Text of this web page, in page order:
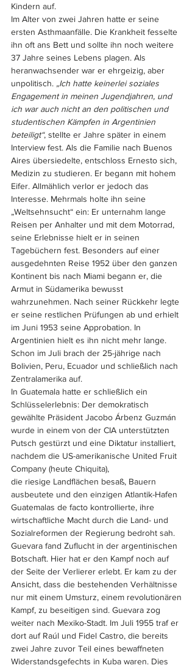
Kindern auf.
Im Alter von zwei Jahren hatte er seine
ersten Asthmaanfälle. Die Krankheit fesselte
ihn oft ans Bett und sollte ihn noch weitere
37 Jahre seines Lebens plagen. Als
heranwachsender war er ehrgeizig, aber
unpolitisch. „Ich hatte keinerlei soziales
Engagement in meinen Jugendjahren, und
ich war auch nicht an den politischen und
studentischen Kämpfen in Argentinien
beteiligt“, stellte er Jahre später in einem
Interview fest. Als die Familie nach Buenos
Aires übersiedelte, entschloss Ernesto sich,
Medizin zu studieren. Er begann mit hohem
Eifer. Allmählich verlor er jedoch das
Interesse. Mehrmals holte ihn seine
„Weltsehnsucht“ ein: Er unternahm lange
Reisen per Anhalter und mit dem Motorrad,
seine Erlebnisse hielt er in seinen
Tagebüchern fest. Besonders auf einer
ausgedehnten Reise 1952 über den ganzen
Kontinent bis nach Miami begann er, die
Armut in Südamerika bewusst
wahrzunehmen. Nach seiner Rückkehr legte
er seine restlichen Prüfungen ab und erhielt
im Juni 1953 seine Approbation. In
Argentinien hielt es ihn nicht mehr lange.
Schon im Juli brach der 25-jährige nach
Bolivien, Peru, Ecuador und schließlich nach
Zentralamerika auf.
In Guatemala hatte er schließlich ein
Schlüsselerlebnis: Der demokratisch
gewählte Präsident Jacobo Árbenz Guzmán
wurde in einem von der CIA unterstützten
Putsch gestürzt und eine Diktatur installiert,
nachdem die US-amerikanische United Fruit
Company (heute Chiquita),
die riesige Landflächen besaß, Bauern
ausbeutete und den einzigen Atlantik-Hafen
Guatemalas de facto kontrollierte, ihre
wirtschaftliche Macht durch die Land- und
Sozialreformen der Regierung bedroht sah.
Guevara fand Zuflucht in der argentinischen
Botschaft. Hier hat er den Kampf noch auf
der Seite der Verlierer erlebt. Er kam zu der
Ansicht, dass die bestehenden Verhältnisse
nur mit einem Umsturz, einem revolutionären
Kampf, zu beseitigen sind. Guevara zog
weiter nach Mexiko-Stadt. Im Juli 1955 traf er
dort auf Raúl und Fidel Castro, die bereits
zwei Jahre zuvor Teil eines bewaffneten
Widerstandsgefechts in Kuba waren. Dies